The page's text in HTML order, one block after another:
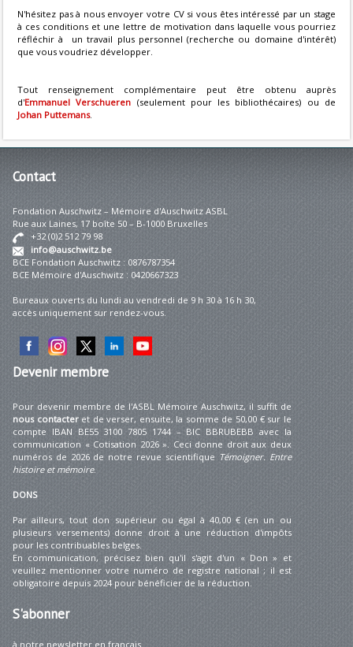
N'hésitez pas à nous envoyer votre CV si vous êtes intéressé par un stage
à ces conditions et une lettre de motivation dans laquelle vous pourriez
réfléchir à un travail plus personnel (recherche ou domaine d'intérêt)
que vous voudriez développer.
Tout renseignement complémentaire peut être obtenu auprès
d'Emmanuel Verschueren (seulement pour les bibliothécaires) ou de
Johan Puttemans.
Contact
Fondation Auschwitz – Mémoire d'Auschwitz ASBL
Rue aux Laines, 17 boîte 50 – B-1000 Bruxelles
+32 (0)2 512 79 98
info@auschwitz.be
BCE Fondation Auschwitz : 0876787354
BCE Mémoire d'Auschwitz : 0420667323
Bureaux ouverts du lundi au vendredi de 9 h 30 à 16 h 30,
accès uniquement sur rendez-vous.
Devenirmembre
Pour devenir membre de l'ASBL Mémoire Auschwitz, il suffit de
nous contacteret de verser, ensuite, la somme de 50,00 € sur le
compte IBAN BE55 3100 7805 1744 – BIC BBRUBEBB avec la
communication « Cotisation 2026 ». Ceci donne droit aux deux
numéros de 2026 de notre revue scientifique Témoigner. Entre
histoire et mémoire.
DONS
Par ailleurs, tout don supérieur ou égal à 40,00 € (en un ou
plusieurs versements) donne droit à une réduction d'impôts
pour les contribuables belges.
En communication, précisez bien qu'il s'agit d'un « Don » et
veuillez mentionner votre numéro de registre national ; il est
obligatoire depuis 2024 pour bénéficier de la réduction.
S'abonner
à notre newsletter en français